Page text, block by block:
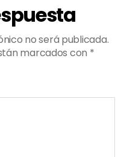
no será publicada.
marcados con *